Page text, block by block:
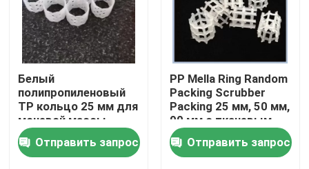
углекислый литий
Активированный глинозем
Случайная упаковка колонки
Белый
полипропиленовый
TP кольцо 25 мм для
мочевой массы
вышки в
промышленности
удобрений
Отправить запрос
PP Mella Ring Random
Packing Scrubber
Packing 25 мм, 50 мм,
90 мм с тканевым
пакетом
Отправить запрос